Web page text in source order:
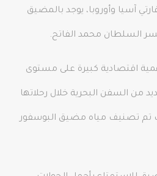
آسيا وأوروبا، يوجد بالمضيق
السلطان محمد الفاتح.
اقتصادية كبيرة على مستوى
من السفن البحرية خلال رحلاتها
تم تصنيف مياه مضيق البوسفور